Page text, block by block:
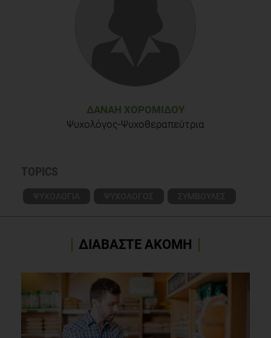
ΔΑΝΆΗ ΧΟΡΟΜΊΔΟΥ
Ψυχολόγος-Ψυχοθεραπεύτρια
TOPICS
ΨΥΧΟΛΟΓΙΑ ΨΥΧΟΛΟΓΟΣ ΣΥΜΒΟΥΛΕΣ
ΔΙΑΒΑΣΤΕ ΑΚΟΜΗ